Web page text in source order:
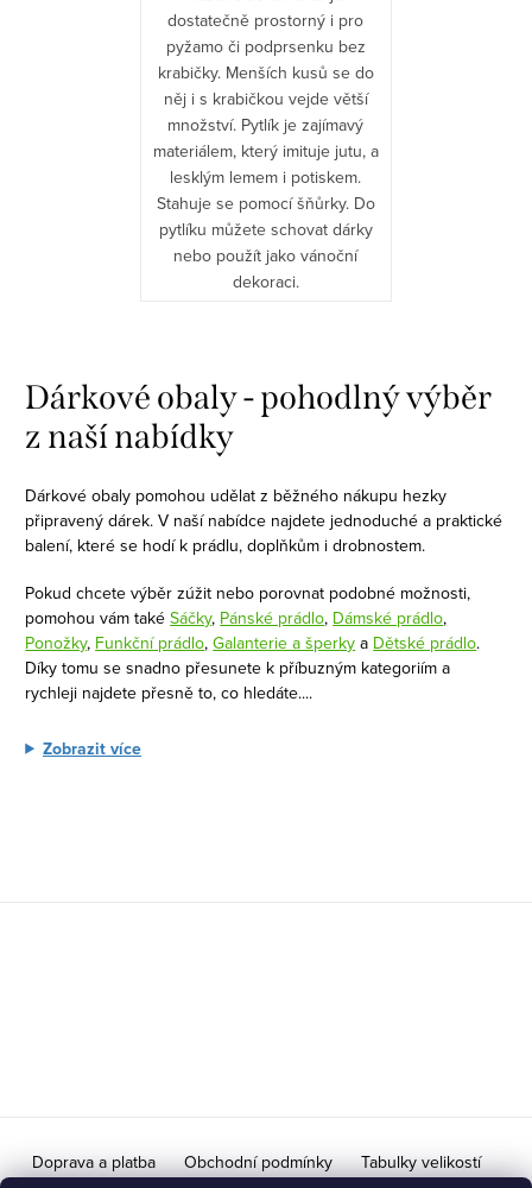
dostatečně prostorný i pro
pyžamo či podprsenku bez
krabičky. Menších kusů se do
něj i s krabičkou vejde větší
množství. Pytlík je zajímavý
materiálem, který imituje jutu, a
lesklým lemem i potiskem.
Stahuje se pomocí šňůrky. Do
pytlíku můžete schovat dárky
nebo použít jako vánoční
dekoraci.
v
l
á
a
c
p
r
v
k
v
Dárkové obaly - pohodlný výběr
z naší nabídky
Dárkové obaly pomohou udělat z běžného nákupu hezky
připravený dárek. V naší nabídce najdete jednoduché a praktické
balení, které se hodí k prádlu, doplňkům i drobnostem.
Pokud chcete výběr zúžit nebo porovnat podobné možnosti,
pomohou vám takéSáčky, Pánské prádlo, Dámské prádlo,
Ponožky, Funkční prádlo,Galanterie a šperky a Dětské prádlo.
Díky tomu se snadno přesunete k příbuzným kategoriím a
rychleji najdete přesně to, co hledáte....
Zobrazit více
Doprava a platba Obchodní podmínky Tabulky velikostí